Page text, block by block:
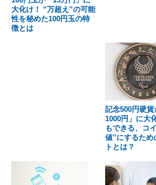
大化け！ “万超え”の可能
性を秘めた100円玉の特
徴とは
記念500円硬貨
1000円」に大
もできる、コ
値”にするため
トとは？